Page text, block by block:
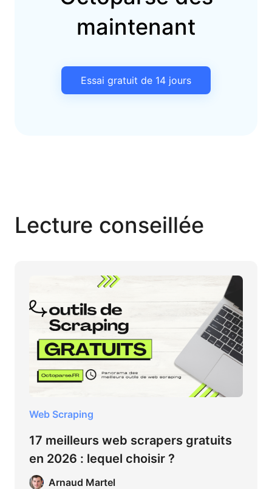
maintenant
Essai gratuit de 14 jours
Lecture conseillée
Web Scraping
17 meilleurs web scrapers gratuits
en 2026 : lequel choisir ?
Arnaud Martel